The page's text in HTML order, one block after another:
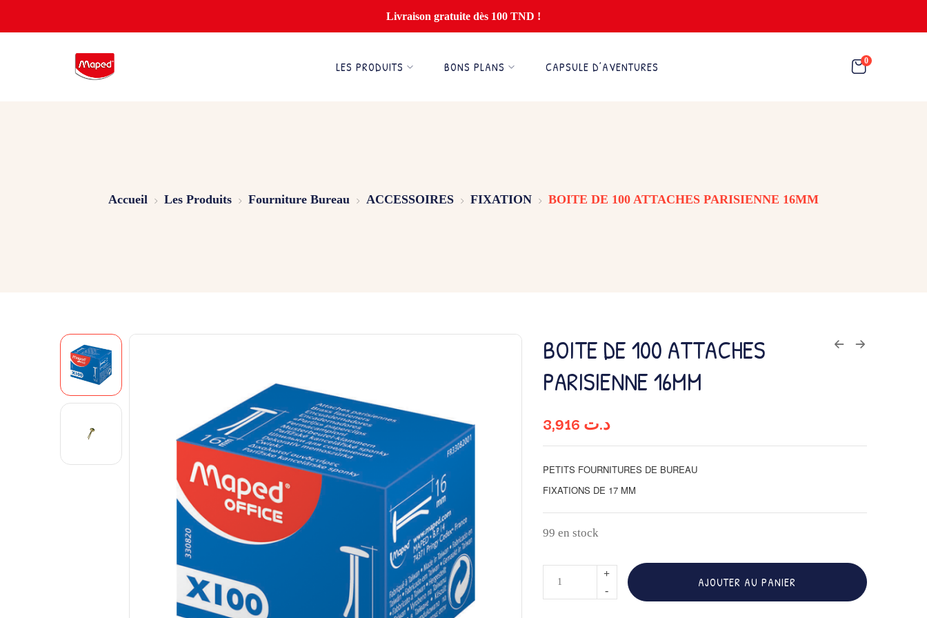
Livraison gratuite dès 100 TND !
LES PRODUITS BONS PLANS CAPSULE D’AVENTURES 0
Accueil Les Produits Fourniture Bureau ACCESSOIRES FIXATION BOITE DE 100 ATTACHES PARISIENNE 16MM
BOITE DE 100 ATTACHES
PARISIENNE 16MM
د.ت
PETITS FOURNITURES DE BUREAU
FIXATIONS DE 17 MM
99 en stock
quantité
de
AJOUTER AU PANIER